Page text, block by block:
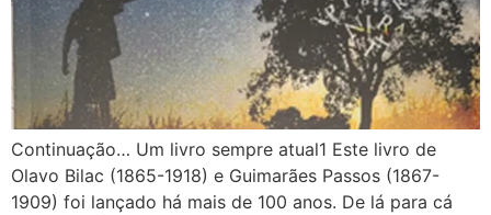
Continuação… Um livro sempre atual1 Este livro de
Olavo Bilac (1865-1918) e Guimarães Passos (1867-
1909) foi lançado há mais de 100 anos. De lá para cá